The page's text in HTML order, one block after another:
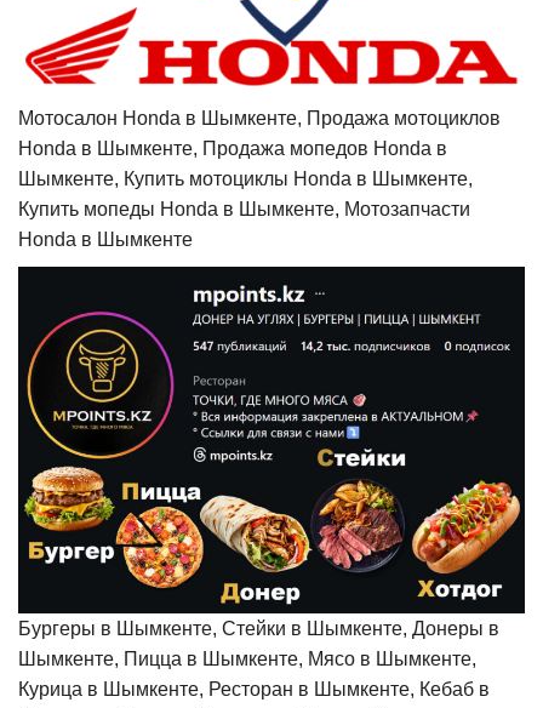
Мотосалон Honda в Шымкенте, Продажа мотоциклов
Honda в Шымкенте, Продажа мопедов Honda в
Шымкенте, Купить мотоциклы Honda в Шымкенте,
Купить мопеды Honda в Шымкенте, Мотозапчасти
Honda в Шымкенте
Бургеры в Шымкенте, Стейки в Шымкенте, Донеры в
Шымкенте, Пицца в Шымкенте, Мясо в Шымкенте,
Курица в Шымкенте, Ресторан в Шымкенте, Кебаб в